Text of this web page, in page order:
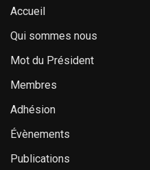
Accueil
Qui sommes nous
Mot du Président
Membres
Adhésion
Évènements
Publications